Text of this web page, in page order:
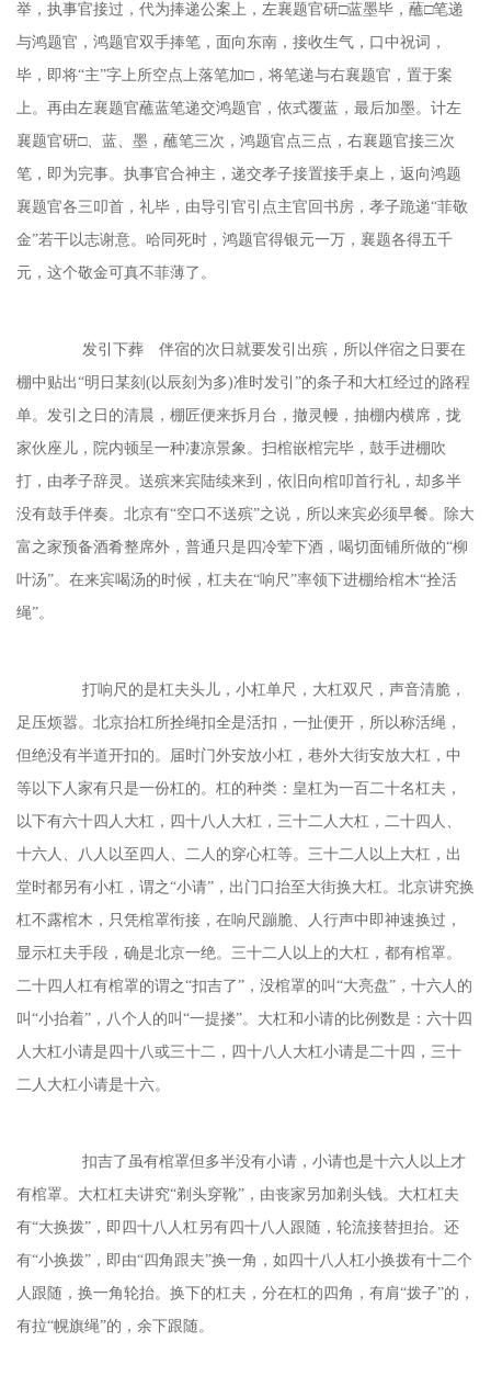
举，执事官接过，代为捧递公案上，左襄题官研□蓝墨毕，蘸□笔递
与鸿题官，鸿题官双手捧笔，面向东南，接收生气，口中祝词，
毕，即将“主”字上所空点上落笔加□，将笔递与右襄题官，置于案
上。再由左襄题官蘸蓝笔递交鸿题官，依式覆蓝，最后加墨。计左
襄题官研□、蓝、墨，蘸笔三次，鸿题官点三点，右襄题官接三次
笔，即为完事。执事官合神主，递交孝子接置接手桌上，返向鸿题
襄题官各三叩首，礼毕，由导引官引点主官回书房，孝子跪递“菲敬
金”若干以志谢意。哈同死时，鸿题官得银元一万，襄题各得五千
元，这个敬金可真不菲薄了。
发引下葬 伴宿的次日就要发引出殡，所以伴宿之日要在
棚中贴出“明日某刻(以辰刻为多)准时发引”的条子和大杠经过的路程
单。发引之日的清晨，棚匠便来拆月台，撤灵幔，抽棚内横席，拢
家伙座儿，院内顿呈一种凄凉景象。扫棺嵌棺完毕，鼓手进棚吹
打，由孝子辞灵。送殡来宾陆续来到，依旧向棺叩首行礼，却多半
没有鼓手伴奏。北京有“空口不送殡”之说，所以来宾必须早餐。除大
富之家预备酒肴整席外，普通只是四冷荤下酒，喝切面铺所做的“柳
叶汤”。在来宾喝汤的时候，杠夫在“响尺”率领下进棚给棺木“拴活
绳”。
打响尺的是杠夫头儿，小杠单尺，大杠双尺，声音清脆，
足压烦嚣。北京抬杠所拴绳扣全是活扣，一扯便开，所以称活绳，
但绝没有半道开扣的。届时门外安放小杠，巷外大街安放大杠，中
等以下人家有只是一份杠的。杠的种类：皇杠为一百二十名杠夫，
以下有六十四人大杠，四十八人大杠，三十二人大杠，二十四人、
十六人、八人以至四人、二人的穿心杠等。三十二人以上大杠，出
堂时都另有小杠，谓之“小请”，出门口抬至大街换大杠。北京讲究换
杠不露棺木，只凭棺罩衔接，在响尺蹦脆、人行声中即神速换过，
显示杠夫手段，确是北京一绝。三十二人以上的大杠，都有棺罩。
二十四人杠有棺罩的谓之“扣吉了”，没棺罩的叫“大亮盘”，十六人的
叫“小抬着”，八个人的叫“一提搂”。大杠和小请的比例数是：六十四
人大杠小请是四十八或三十二，四十八人大杠小请是二十四，三十
二人大杠小请是十六。
扣吉了虽有棺罩但多半没有小请，小请也是十六人以上才
有棺罩。大杠杠夫讲究“剃头穿靴”，由丧家另加剃头钱。大杠杠夫
有“大换拨”，即四十八人杠另有四十八人跟随，轮流接替担抬。还
有“小换拨”，即由“四角跟夫”换一角，如四十八人杠小换拨有十二个
人跟随，换一角轮抬。换下的杠夫，分在杠的四角，有肩“拨子”的，
有拉“幌旗绳”的，余下跟随。